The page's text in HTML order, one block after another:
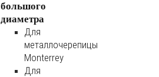
большого
диаметра
Для
металлочерепицы
Monterrey
Для